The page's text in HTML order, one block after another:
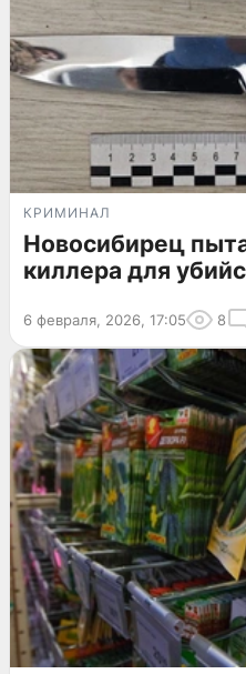
КРИМИНАЛ
Новосибирец
киллера для
6 февраля, 2026, 17:05 8